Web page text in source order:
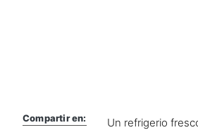
Compartir en:
Un refrigerio